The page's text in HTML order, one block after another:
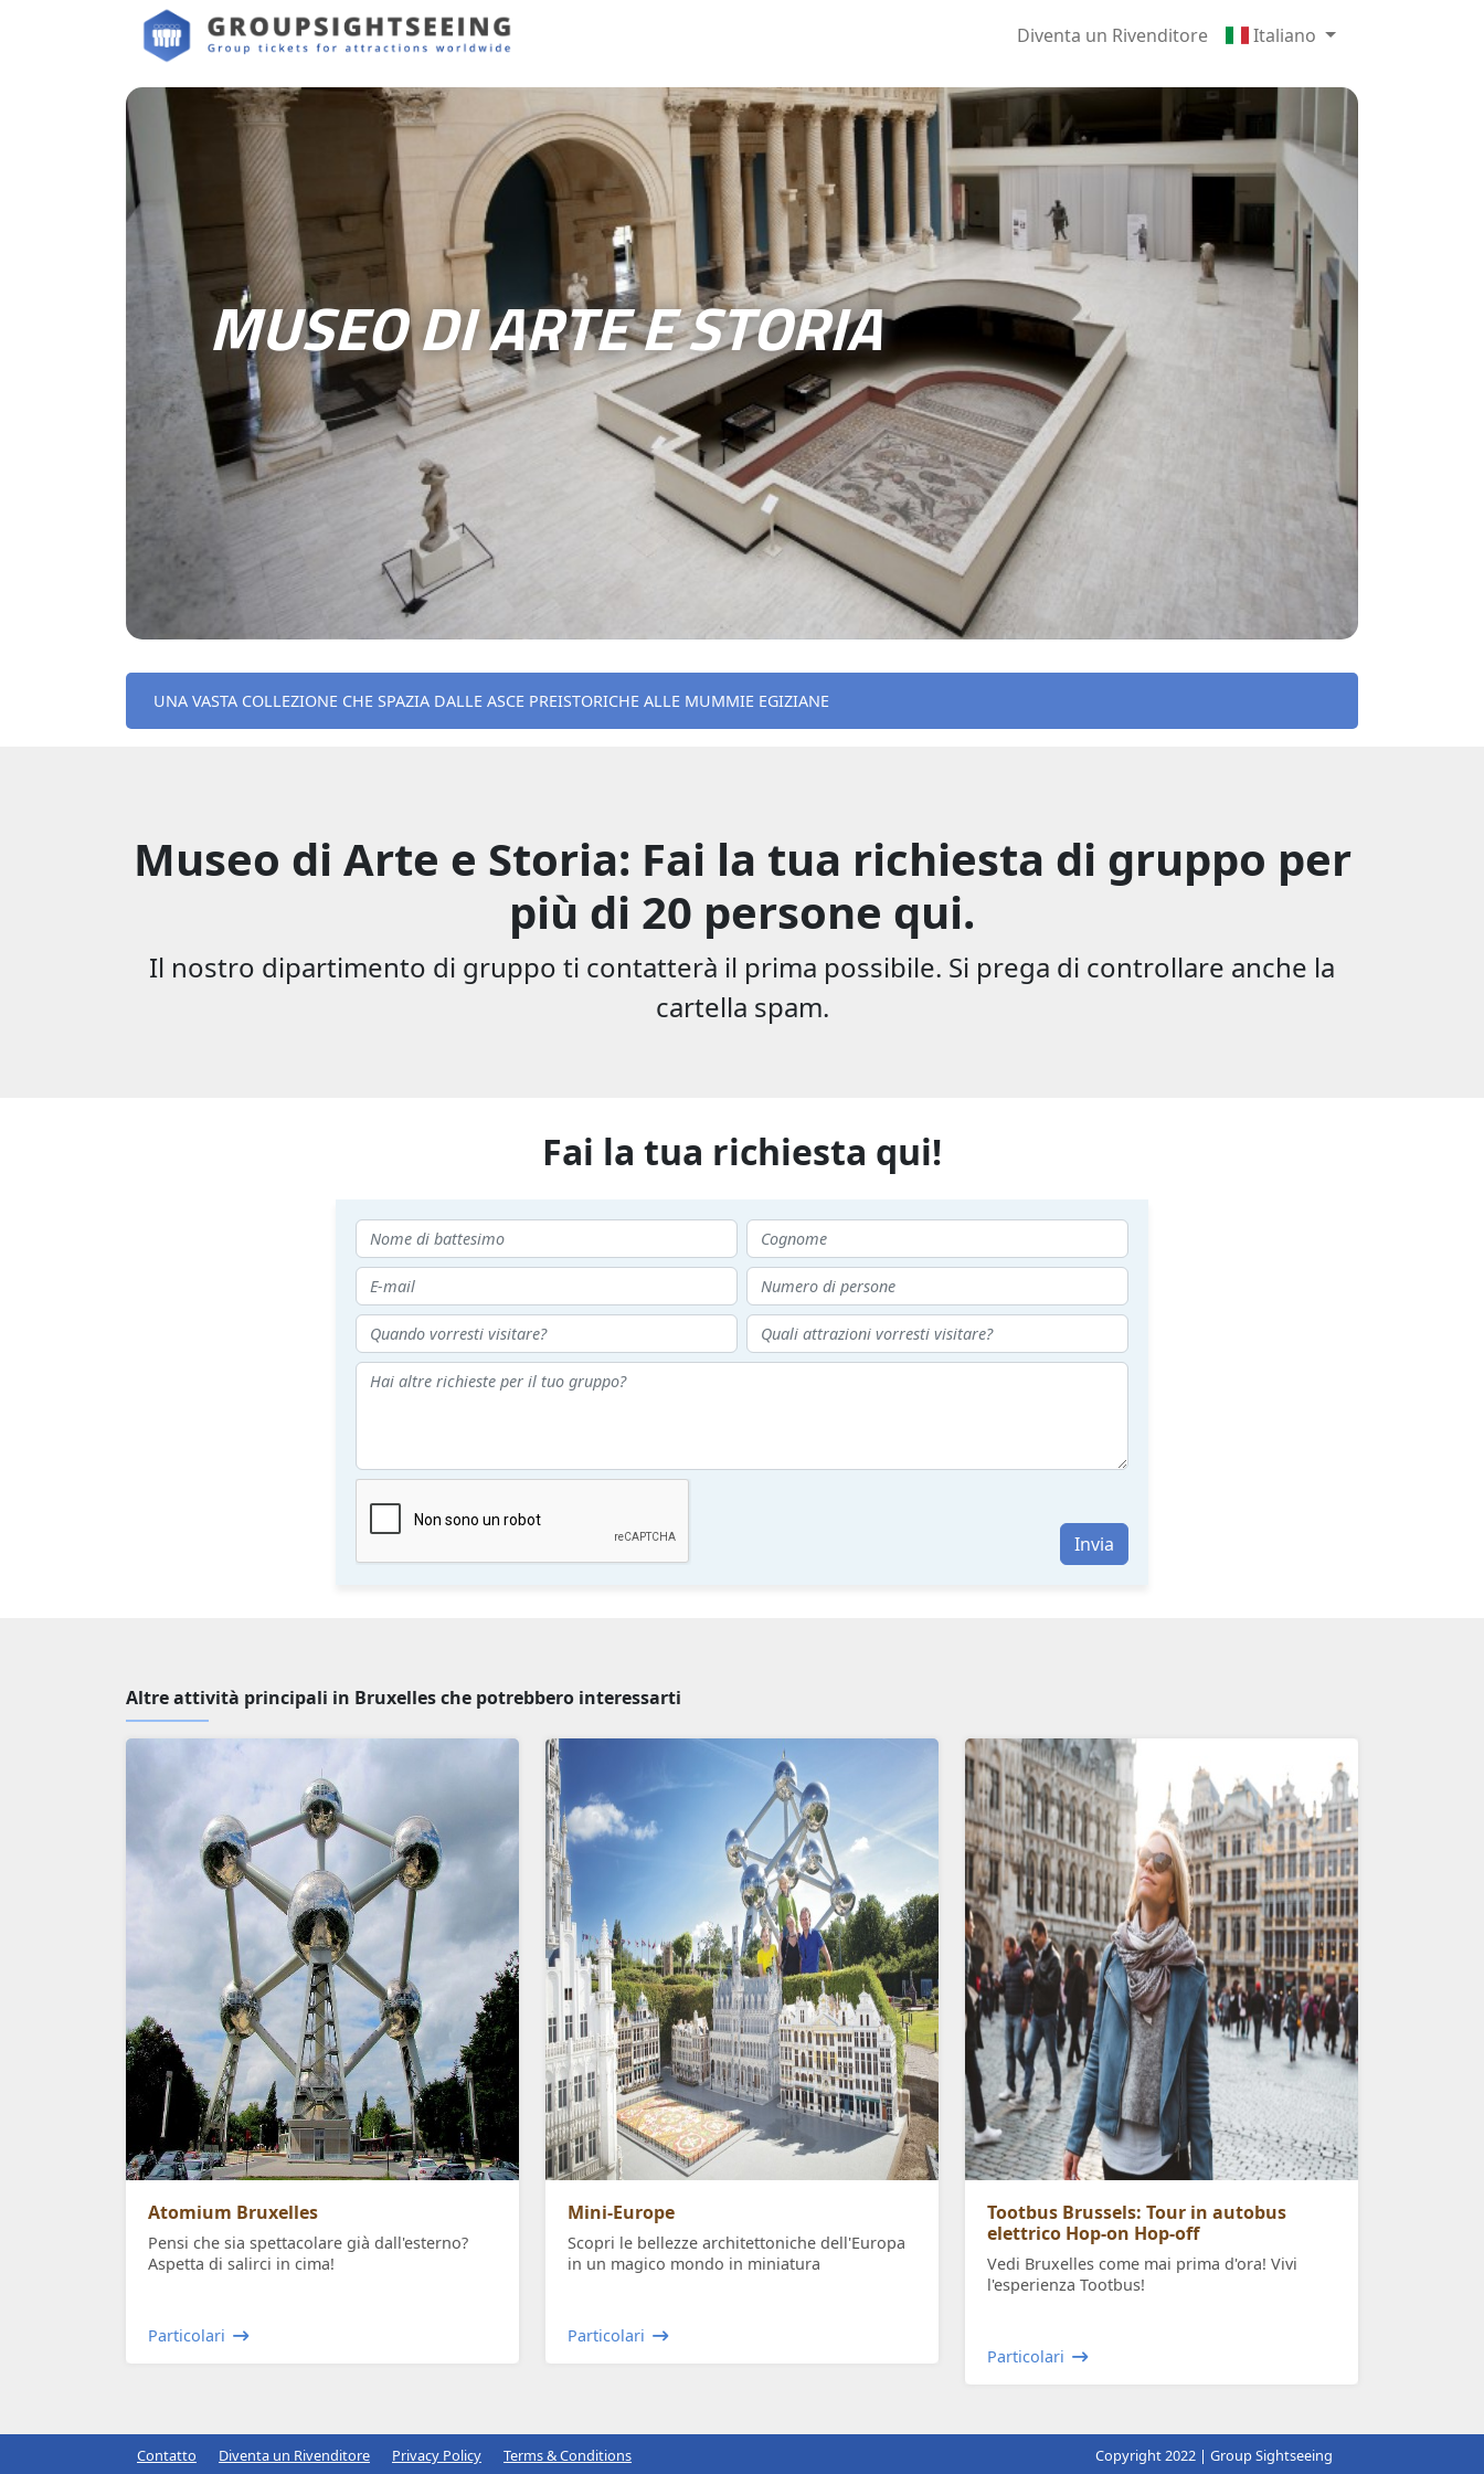
Diventa un Rivenditore Italiano
MUSEO DI ARTE E STORIA
UNA VASTA COLLEZIONE CHE SPAZIA DALLE ASCE PREISTORICHE ALLE MUMMIE EGIZIANE
Museo di Arte e Storia: Fai la tua richiesta di gruppo per
più di 20 persone qui.
Il nostro dipartimento di gruppo ti contatterà il prima possibile. Si prega di controllare anche la
cartella spam.
Fai la tua richiesta qui!
Invia
Altre attività principali in Bruxelles che potrebbero interessarti
Atomium Bruxelles
Pensi che sia spettacolare già dall'esterno?
Aspetta di salirci in cima!
Particolari
Mini-Europe
Scopri le bellezze architettoniche dell'Europa
in un magico mondo in miniatura
Particolari
Tootbus Brussels: Tour in autobus
elettrico Hop-on Hop-off
Vedi Bruxelles come mai prima d'ora! Vivi
l'esperienza Tootbus!
Particolari
Contatto Diventa un Rivenditore Privacy Policy Terms & Conditions Copyright 2022 | Group Sightseeing